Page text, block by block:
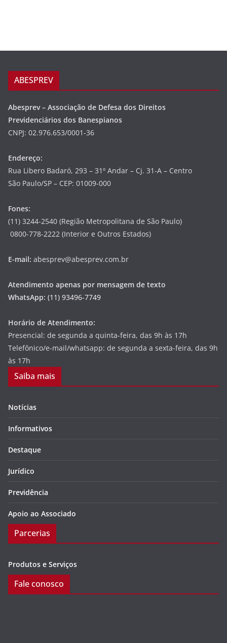
ABESPREV
Abesprev – Associação de Defesa dos Direitos
Previdenciários dos Banespianos
CNPJ: 02.976.653/0001-36
Endereço:
Rua Libero Badaró, 293 – 31º Andar – Cj. 31-A – Centro
São Paulo/SP – CEP: 01009-000
Fones:
(11) 3244-2540 (Região Metropolitana de São Paulo)
0800-778-2222 (Interior e Outros Estados)
E-mail: abesprev@abesprev.com.br
Atendimento apenas por mensagem de texto
WhatsApp: (11) 93496-7749
Horário de Atendimento:
Presencial: de segunda a quinta-feira, das 9h às 17h
Telefônico/e-mail/whatsapp: de segunda a sexta-feira, das 9h
às 17h
Saiba mais
Notícias
Informativos
Destaque
Jurídico
Previdência
Apoio ao Associado
Parcerias
Produtos e Serviços
Fale conosco